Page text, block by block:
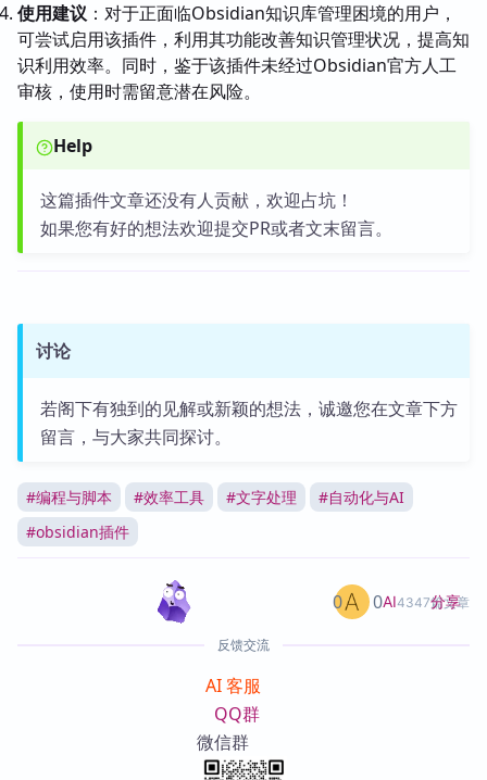
使用建议 ：对于正面临Obsidian知识库管理困境的用户，
可尝试启用该插件，利用其功能改善知识管理状况，提高知
识利用效率。同时，鉴于该插件未经过Obsidian官方人工
审核，使用时需留意潜在风险。
Help
这篇插件文章还没有人贡献，欢迎占坑！
如果您有好的想法欢迎提交PR或者文末留言。
讨论
若阁下有独到的见解或新颖的想法，诚邀您在文章下方
留言，与大家共同探讨。
#编程与脚本 #效率工具 #文字处理 #自动化与AI
#obsidian插件
AI4347篇文章
0 0 分享
反馈交流
AI 客服
QQ群
微信群